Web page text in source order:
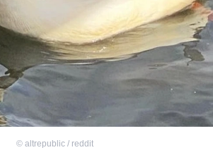
© altrepublic / reddit